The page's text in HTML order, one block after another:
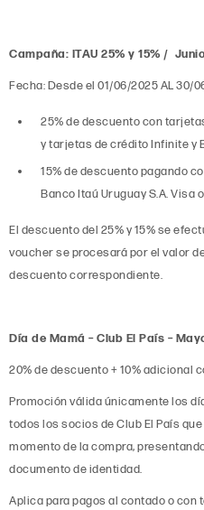
Campaña: ITAU 25% y 15% /
Fecha: Desde el 01/06/2025 AL 30/
25% de descuento con
y tarjetas de crédito Infinite y
15% de descuento pagando
Banco Itaú Uruguay S.A. Visa
El descuento del 25% y 15% se
voucher se procesará por el valor
descuento correspondiente.
Día de Mamá – Club El País –
20% de descuento + 10% adicional
Promoción válida únicamente los
todos los socios de Club El País
momento de la compra,
documento de identidad.
Aplica para pagos al contado o